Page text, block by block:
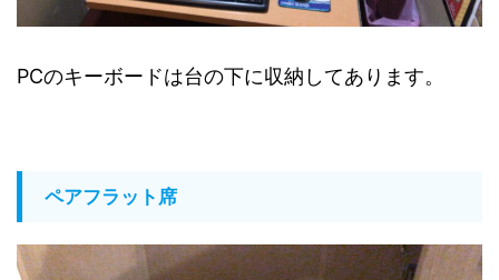
PCのキーボードは台の下に収納してあります。
ペアフラット席